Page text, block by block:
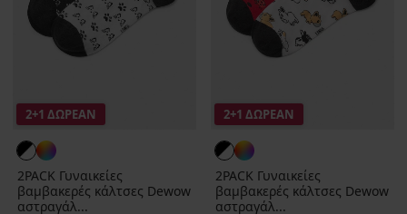
2+1 ΔΩΡΕΑΝ
2PACK Γυναικείες
βαμβακερές κάλτσες Dewow
αστραγάλ...
2+1 ΔΩΡΕΑΝ
2PACK Γυναικείες
βαμβακερές κάλτσες Dewow
αστραγάλ...